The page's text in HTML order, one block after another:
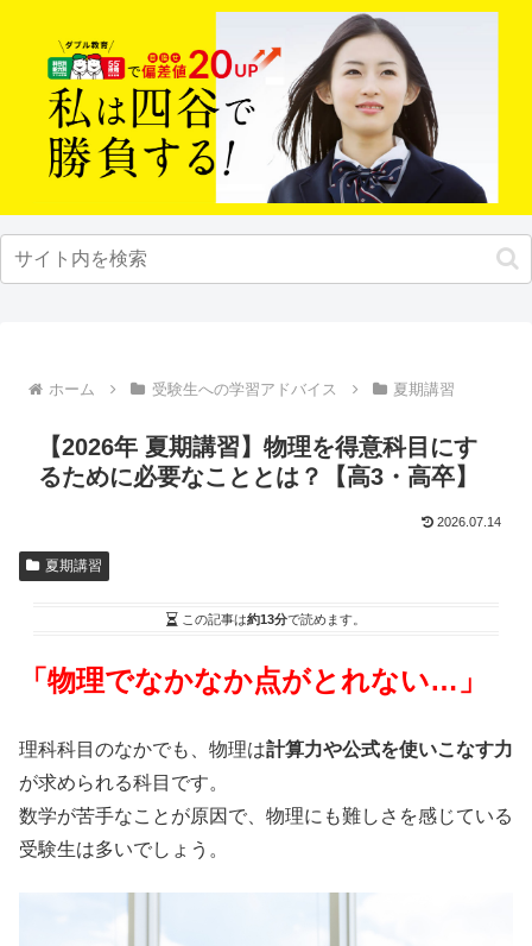
ホーム 受験生への学習アドバイス 夏期講習
【2026年 夏期講習】物理を得意科目にす
るために必要なこととは？【高3・高卒】
2026.07.14
夏期講習
この記事は約13分で読めます。
「物理でなかなか点がとれない…」
理科科目のなかでも、物理は計算力や公式を使いこなす力
が求められる科目です。
数学が苦手なことが原因で、物理にも難しさを感じている
受験生は多いでしょう。